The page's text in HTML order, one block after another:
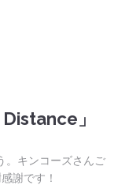
」
。キンコーズさんご
謝です！